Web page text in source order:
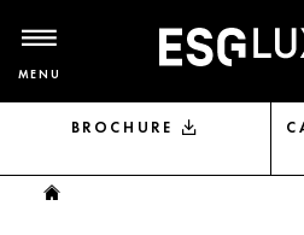
MENU
BROCHURE
Vous êtes ici